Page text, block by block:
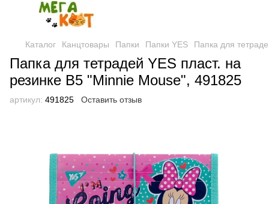
Каталог Канцтовары Папки Папки YES Папка для
Папка для тетрадей YES пласт. на
резинке В5 "Minnie Mouse", 491825
артикул: 491825 Оставить отзыв